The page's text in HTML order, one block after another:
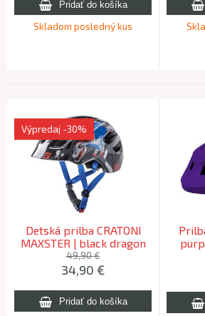
Skladom posledný kus
Detská prilba CRATONI
MAXSTER | black dragon
glossy, XS-S / 46-51cm
Výpredaj -30%
49,90 €
34,90 €